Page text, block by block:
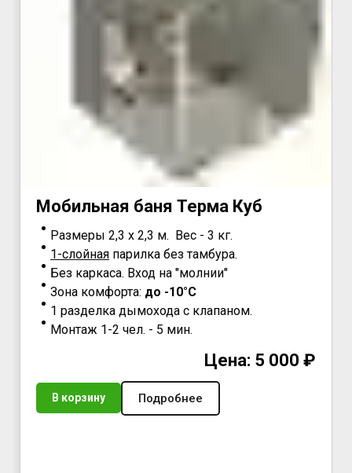
Мoбильнaя бaня Teрма Куб
Размеры 2,3 х 2,3 м. Вес - 3 кг.
1-слойная парилка без тамбура.
Без каркаса. Вход на "молнии"
Зона комфорта: до -10°С
1 разделка дымохода с клапаном.
Монтаж 1-2 чел. - 5 мин.
Цена: 5 000 ₽
В корзину Подробнее